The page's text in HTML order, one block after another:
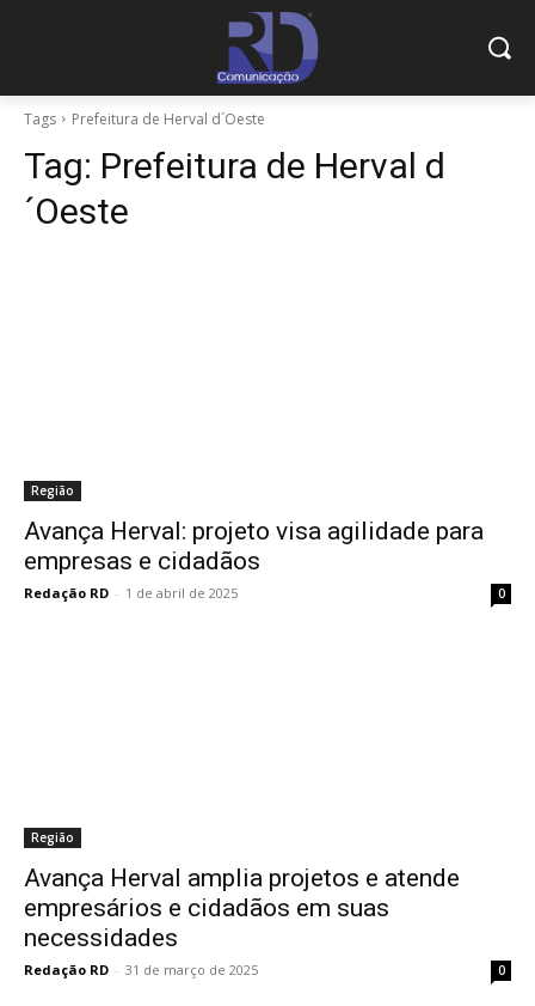
Tags Prefeitura de Herval d´Oeste
Tag: Prefeitura de Herval d
´Oeste
Região
Avança Herval: projeto visa agilidade para
empresas e cidadãos
Redação RD - 1 de abril de 2025 0
Região
Avança Herval amplia projetos e atende
empresários e cidadãos em suas
necessidades
Redação RD - 31 de março de 2025 0